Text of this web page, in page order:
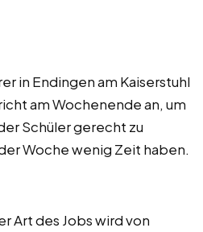
in Endingen am Kaiserstuhl
am Wochenende an, um
Schüler gerecht zu
Woche wenig Zeit haben.
Art des Jobs wird von